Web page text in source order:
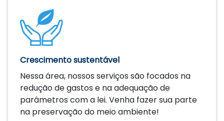
Crescimento sustentável
Nessa área, nossos serviços são focados na
redução de gastos e na adequação de
parâmetros com a lei. Venha fazer sua parte
na preservação do meio ambiente!
Saiba mais